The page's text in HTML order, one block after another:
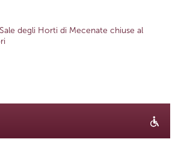
degli Horti di Mecenate chiuse al